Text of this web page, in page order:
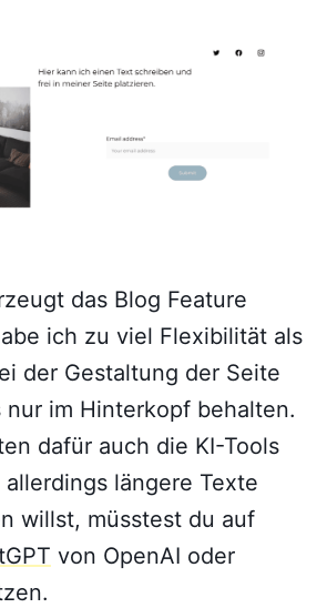
das Blog Feature
ich zu viel Flexibilität als
der Gestaltung der Seite
nur im Hinterkopf behalten.
dafür auch die KI-Tools
längere Texte
willst, müsstest du auf
von OpenAI oder